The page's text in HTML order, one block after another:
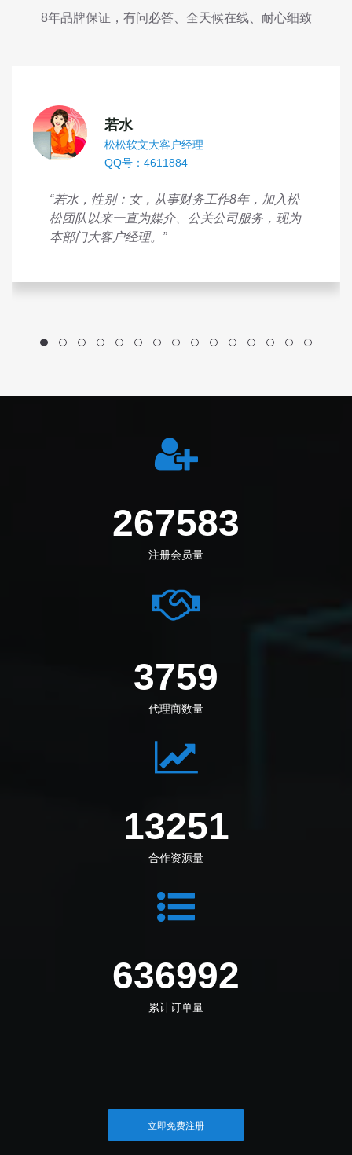
8年品牌保证，有问必答、全天候在线、耐心细致
若水
松松软文大客户经理
QQ号：4611884
“若水，性别：女，从事财务工作8年，加入松
松团队以来一直为媒介、公关公司服务，现为
本部门大客户经理。”
274444
注册会员量
3855
代理商数量
14325
合作资源量
688640
累计订单量
立即免费注册